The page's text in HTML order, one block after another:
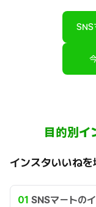
SNS
目的別イ
インスタいいね
01 SNSマートの